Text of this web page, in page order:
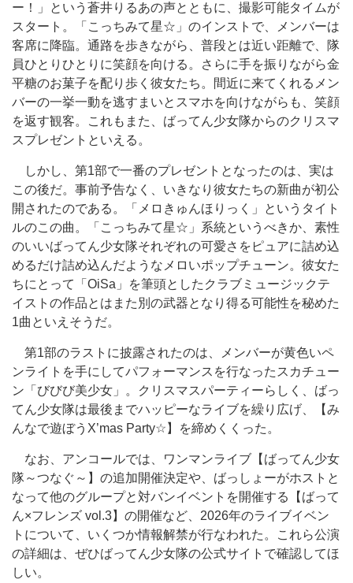
ー！」という蒼井りるあの声とともに、撮影可能タイムが
スタート。「こっちみて星☆」のインストで、メンバーは
客席に降臨。通路を歩きながら、普段とは近い距離で、隊
員ひとりひとりに笑顔を向ける。さらに手を振りながら金
平糖のお菓子を配り歩く彼女たち。間近に来てくれるメン
バーの一挙一動を逃すまいとスマホを向けながらも、笑顔
を返す観客。これもまた、ばってん少女隊からのクリスマ
スプレゼントといえる。
しかし、第1部で一番のプレゼントとなったのは、実は
この後だ。事前予告なく、いきなり彼女たちの新曲が初公
開されたのである。「メロきゅんほりっく」というタイト
ルのこの曲。「こっちみて星☆」系統というべきか、素性
のいいばってん少女隊それぞれの可愛さをピュアに詰め込
めるだけ詰め込んだようなメロいポップチューン。彼女た
ちにとって「OiSa」を筆頭としたクラブミュージックテ
イストの作品とはまた別の武器となり得る可能性を秘めた
1曲といえそうだ。
第1部のラストに披露されたのは、メンバーが黄色いペ
ンライトを手にしてパフォーマンスを行なったスカチュー
ン「びびび美少女」。クリスマスパーティーらしく、ばっ
てん少女隊は最後までハッピーなライブを繰り広げ、【み
んなで遊ぼうX’mas Party☆】を締めくくった。
なお、アンコールでは、ワンマンライブ【ばってん少女
隊～つなぐ～】の追加開催決定や、ばっしょーがホストと
なって他のグループと対バンイベントを開催する【ばって
ん×フレンズ vol.3】の開催など、2026年のライブイベン
トについて、いくつか情報解禁が行なわれた。これら公演
の詳細は、ぜひばってん少女隊の公式サイトで確認してほ
しい。